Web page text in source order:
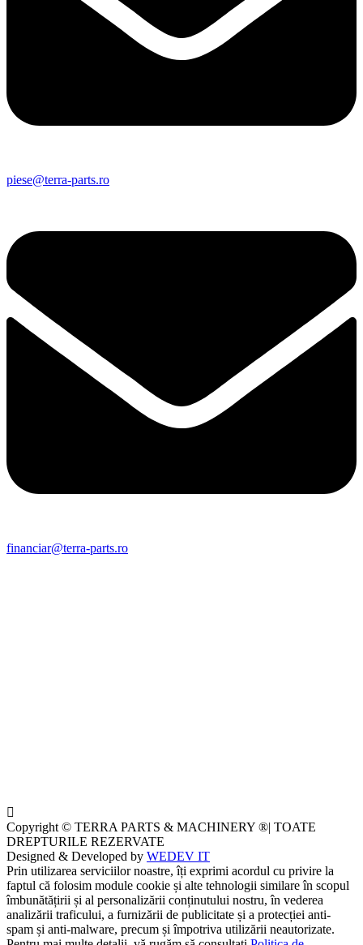
piese@terra-parts.ro
financiar@terra-parts.ro
Copyright © TERRA PARTS & MACHINERY ®| TOATE
DREPTURILE REZERVATE
Designed & Developed by WEDEV IT
Prin utilizarea serviciilor noastre, îți exprimi acordul cu privire la
faptul că folosim module cookie și alte tehnologii similare în scopul
îmbunătățirii și al personalizării conținutului nostru, în vederea
analizării traficului, a furnizării de publicitate și a protecției anti-
spam și anti-malware, precum și împotriva utilizării neautorizate.